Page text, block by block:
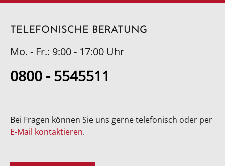
TELEFONISCHE BERATUNG
Mo. - Fr.: 9:00 - 17:00 Uhr
0800 - 5545511
Bei Fragen können Sie uns gerne telefonisch oder per
E-Mail kontaktieren.